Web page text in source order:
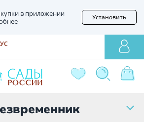
в приложении
Установить